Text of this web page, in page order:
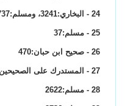
24 - البخاري:3241، ومسلم:2737
25 - مسلم:37
26 - صحيح ابن حبان:470
27 - المستدرك على الصحيحين:202
28 - مسلم:2622